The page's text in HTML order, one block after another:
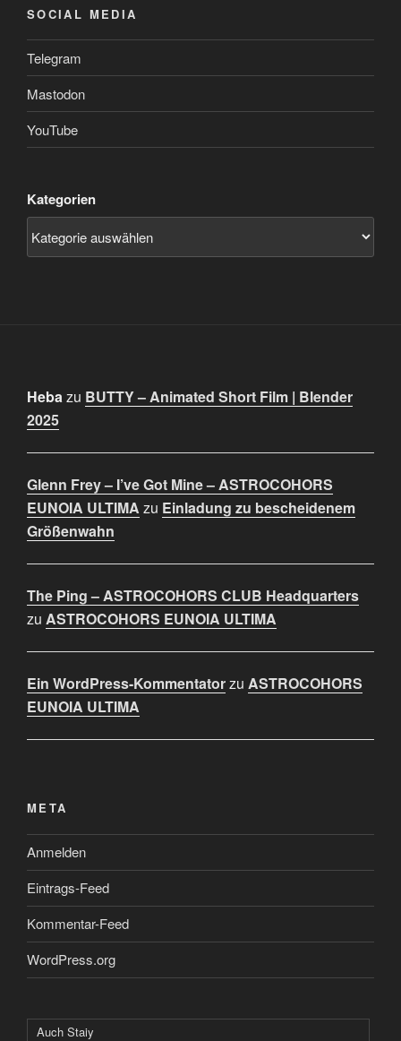
SOCIAL MEDIA
Telegram
Mastodon
YouTube
Kategorien
Hebazu BUTTY – Animated Short Film | Blender
2025
Glenn Frey – I’ve Got Mine – ASTROCOHORS
EUNOIA ULTIMA zu Einladung zu bescheidenem
Größenwahn
The Ping – ASTROCOHORS CLUB Headquarters
zu ASTROCOHORS EUNOIA ULTIMA
Ein WordPress-Kommentatorzu ASTROCOHORS
EUNOIA ULTIMA
META
Anmelden
Eintrags-Feed
Kommentar-Feed
WordPress.org
Auch Staiy